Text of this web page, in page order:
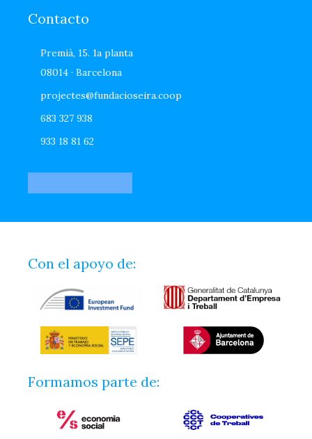
Contacto
Premià, 15. 1a planta
08014 · Barcelona
projectes@fundacioseira.coop
683 327 938
933 18 81 62
Con el apoyo de:
Formamos parte de: